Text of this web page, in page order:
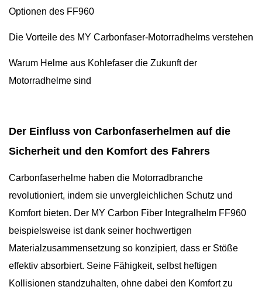
Optionen des FF960
Die Vorteile des MY Carbonfaser-Motorradhelms verstehen
Warum Helme aus Kohlefaser die Zukunft der
Motorradhelme sind
Der Einfluss von Carbonfaserhelmen auf die
Sicherheit und den Komfort des Fahrers
Carbonfaserhelme haben die Motorradbranche
revolutioniert, indem sie unvergleichlichen Schutz und
Komfort bieten. Der MY Carbon Fiber Integralhelm FF960
beispielsweise ist dank seiner hochwertigen
Materialzusammensetzung so konzipiert, dass er Stöße
effektiv absorbiert. Seine Fähigkeit, selbst heftigen
Kollisionen standzuhalten, ohne dabei den Komfort zu